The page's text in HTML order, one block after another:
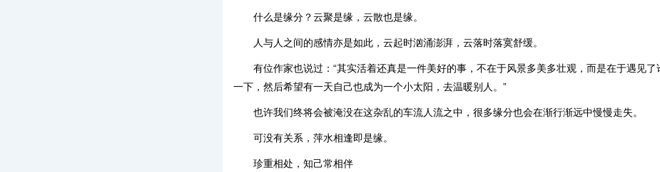
什么是缘分？云聚是缘，云散也是缘。
人与人之间的感情亦是如此，云起时汹涌澎湃，云落时落寞舒缓。
有位作家也说过：“其实活着还真是一件美好的事，不在于风景多美多壮观，而是在于遇见了
一下，然后希望有一天自己也成为一个小太阳，去温暖别人。”
也许我们终将会被淹没在这杂乱的车流人流之中，很多缘分也会在渐行渐远中慢慢走失。
可没有关系，萍水相逢即是缘。
珍重相处，知己常相伴